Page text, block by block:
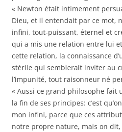
« Newton était intimement
Dieu, et il entendait par ce mot,
infini, tout-puissant, éternel et
qui a mis une relation entre lui
cette relation, la connaissance
stérile qui semblerait inviter au
l’impunité, tout raisonneur né
« Aussi ce grand philosophe fait
la fin de ses principes: c’est
mon infini, parce que ces
notre propre nature, mais on